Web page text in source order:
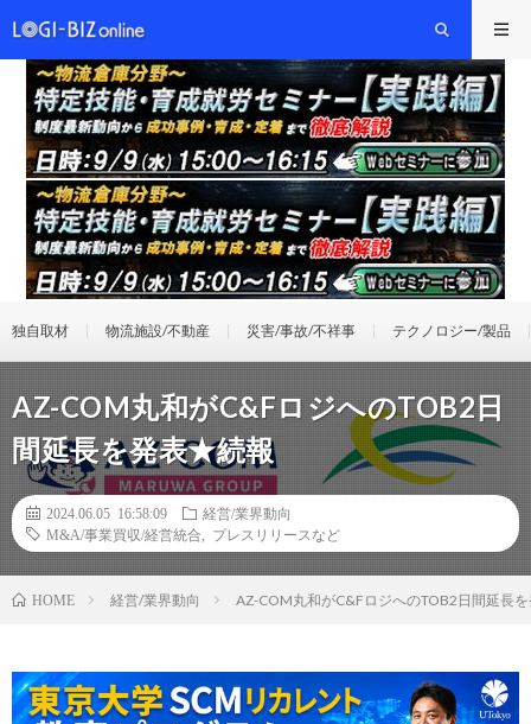
独自取材 物流施設/不動産 災害/事故/不祥事 テクノロジー/製品
AZ-COM丸和がC&FロジへのTOB2日
間延長を発表★続報
2024.06.05 16:58:09
経営/業界動向
M&A/事業買収/経営統合
プレスリリースなど
HOME 経営/業界動向 AZ-COM丸和がC&FロジへのTOB2日間延長